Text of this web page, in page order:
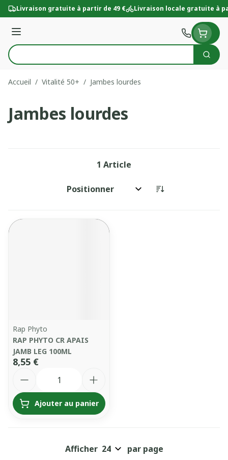
Aller au contenu
Livraison gratuite à partir de 49 € Livraison locale gratuite à
Menu
Rechercher
Accueil / Vitalité 50+ / Jambes lourdes
Jambes lourdes
1 Article
Trier par:
Rap Phyto
RAP PHYTO CR APAIS
JAMB LEG 100ML
8,55 €
Ajouter au panier
Afficher par page